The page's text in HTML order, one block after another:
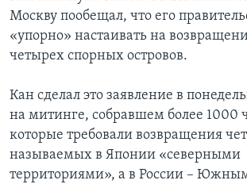
Москву пообещал, что его
«упорно» настаивать на
четырех спорных островов.
Кан сделал это заявление в
на митинге, собравшем более 1000
которые требовали возвращения
называемых в Японии «северными
территориями», а в России –